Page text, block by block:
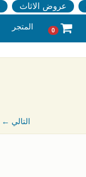
عروض الاثاث
0 المتجر
← التالي